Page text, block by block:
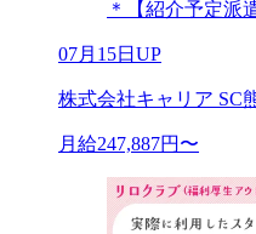
＊【紹介予定派
07月15日UP
株式会社キャリア SC
月給247,887円〜